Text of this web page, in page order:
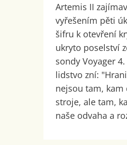
Artemis II
vyřešením pěti
šifru k otevření
ukryto poselství
sondy Voyager
lidstvo zní:
nejsou tam, kam
stroje, ale tam,
naše odvaha a